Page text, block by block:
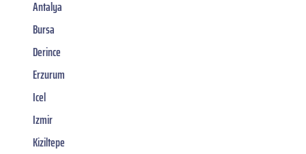
Antalya
Bursa
Derince
Erzurum
Icel
Izmir
Kiziltepe